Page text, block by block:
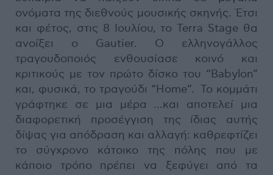
ονόματα της διεθνούς μουσικής σκηνής. Έτσι
και φέτος, στις 8 Ιουλίου, το Terra Stage θα
ανοίξει ο Gautier. O ελληνογάλλος
τραγουδοποιός ενθουσίασε κοινό και
κριτικούς με τον πρώτο δίσκο του “Babylon”
και, φυσικά, το τραγούδι “Home”. Το κομμάτι
γράφτηκε σε μια μέρα …και αποτελεί μια
διαφορετική προσέγγιση της ίδιας αυτής
δίψας για απόδραση και αλλαγή: καθρεφτίζει
το σύγχρονο κάτοικο της πόλης που με
κάποιο τρόπο πρέπει να ξεφύγει από τα